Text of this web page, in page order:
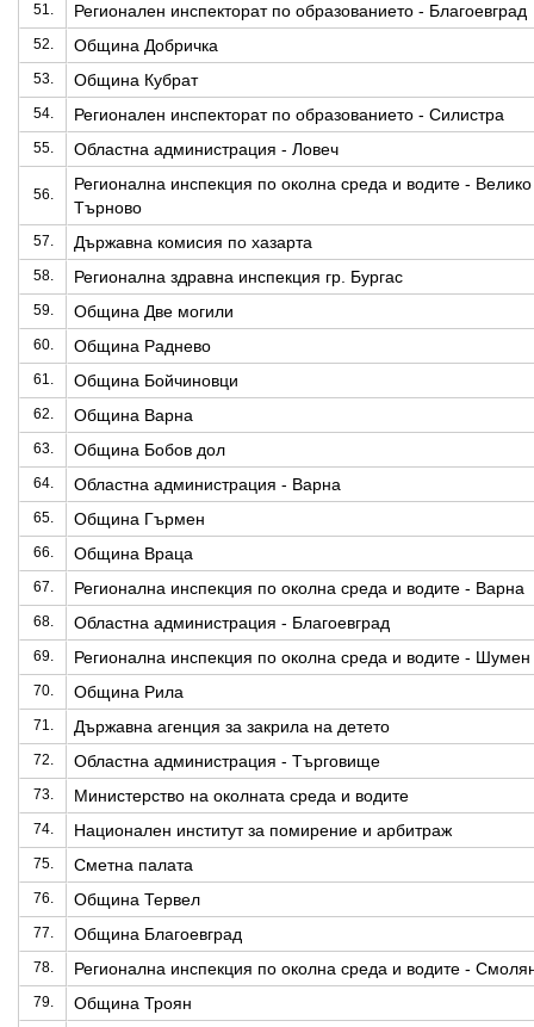
51. Регионален инспекторат по образованието - Благоевград
52. Община Добричка
53. Община Кубрат
54. Регионален инспекторат по образованието - Силистра
55. Областна администрация - Ловеч
56.
Регионална инспекция по околна среда и водите - Велико
Търново
57. Държавна комисия по хазарта
58. Регионална здравна инспекция гр. Бургас
59. Община Две могили
60. Община Раднево
61. Община Бойчиновци
62. Община Варна
63. Община Бобов дол
64. Областна администрация - Варна
65. Община Гърмен
66. Община Враца
67. Регионална инспекция по околна среда и водите - Варна
68. Областна администрация - Благоевград
69. Регионална инспекция по околна среда и водите - Шумен
70. Община Рила
71. Държавна агенция за закрила на детето
72. Областна администрация - Търговище
73. Министерство на околната среда и водите
74. Национален институт за помирение и арбитраж
75. Сметна палата
76. Община Тервел
77. Община Благоевград
78. Регионална инспекция по околна среда и водите -
79. Община Троян